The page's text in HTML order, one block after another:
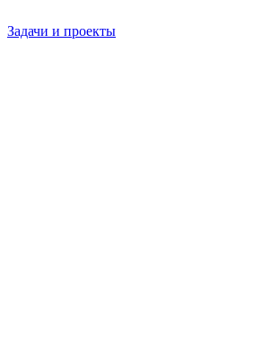
Задачи и проекты